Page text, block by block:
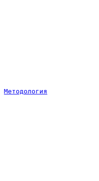
Методология